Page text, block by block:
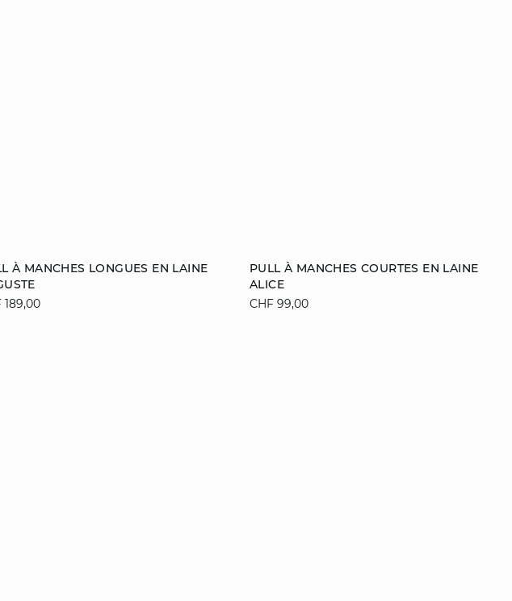
À MANCHES LONGUES EN LAINE
189,00
au panier
XS
PULL À MANCHES COURTES EN LAINE
ALICE
CHF 99,00
Ajouter au panier
S